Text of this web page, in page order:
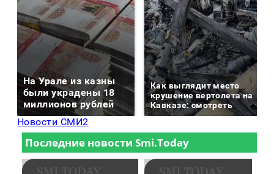
На Урале из казны
были украдены 18
миллионов рублей
Как выглядит место
крушение вертолета на
Кавказе: смотреть
Новости СМИ2